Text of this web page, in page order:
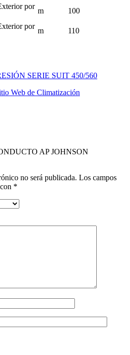
por
m
100
por
m 110
SERIE SUIT 450/560
Web de Climatización
AP JOHNSON
no será publicada. Los campos
*